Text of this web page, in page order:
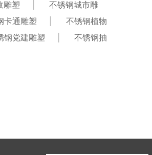
雕塑
不锈钢城市雕
卡通雕塑
不锈钢植物
钢党建雕塑
不锈钢抽